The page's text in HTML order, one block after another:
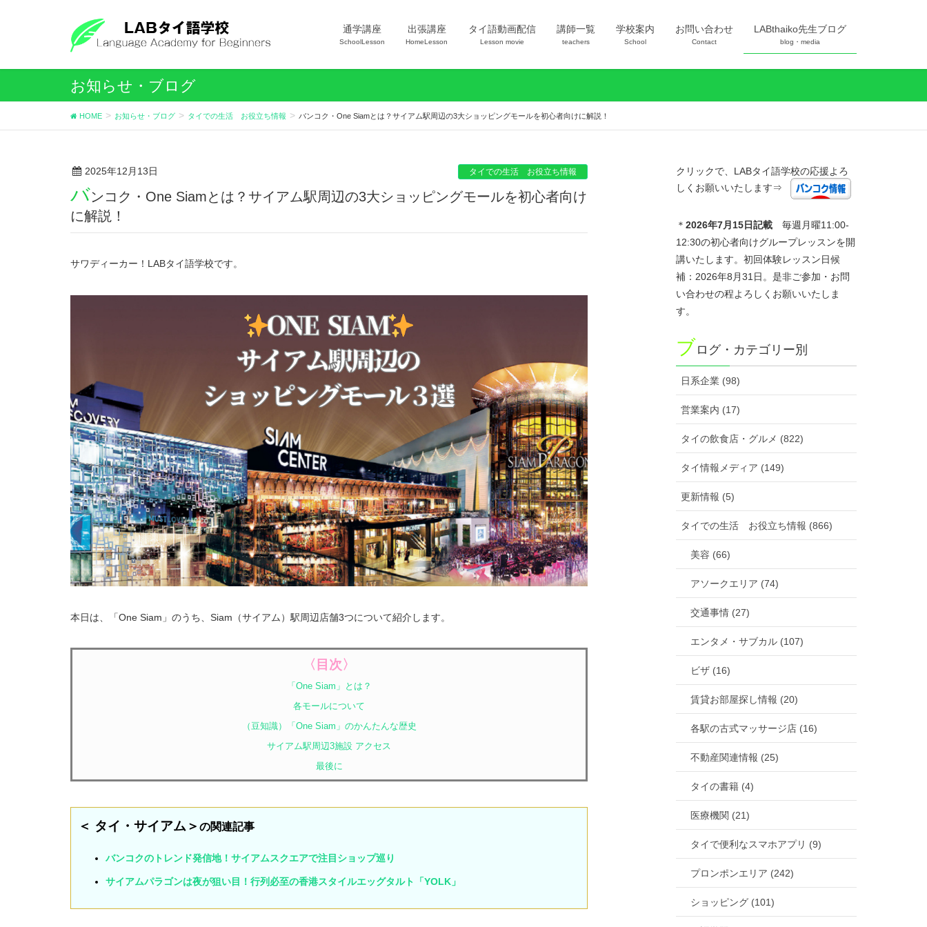
通学講座
SchoolLesson
出張講座
HomeLesson
タイ語動画配信
Lesson movie
講師一覧
teachers
学校案内
School
お問い合わせ
Contact
LABthaiko先生ブログ
blog・media
お知らせ・ブログ
HOME お知らせ・ブログ タイでの生活 お役立ち情報 バンコク・One Siamとは？サイアム駅周辺の3大ショッピングモールを初心者向けに解説！
2025年12月13日 タイでの生活 お役立ち情報
バンコク・One Siamとは？サイアム駅周辺の3大ショッピングモールを初心者向け
に解説！
サワディーカー！LABタイ語学校です。
本日は、「One Siam」のうち、Siam（サイアム）駅周辺店舗3つについて紹介します。
〈目次〉
「One Siam」とは？
各モールについて
（豆知識）「One Siam」のかんたんな歴史
サイアム駅周辺3施設 アクセス
最後に
＜ タイ・サイアム＞ の関連記事
バンコクのトレンド発信地！サイアムスクエアで注目ショップ巡り
サイアムパラゴンは夜が狙い目！行列必至の香港スタイルエッグタルト「YOLK」
クリックで、LABタイ語学校の応援よろ
しくお願いいたします⇒
＊ 2026年7月15日記載毎週月曜11:00-
12:30の初心者向けグループレッスンを開
講いたします。初回体験レッスン日候
補：2026年8月31日。是非ご参加・お問
い合わせの程よろしくお願いいたしま
す。
ブログ・カテゴリー別
日系企業 (98)
営業案内 (17)
タイの飲食店・グルメ (822)
タイ情報メディア (149)
更新情報 (5)
タイでの生活 お役立ち情報 (866)
美容 (66)
アソークエリア (74)
交通事情 (27)
エンタメ・サブカル (107)
ビザ (16)
賃貸お部屋探し情報 (20)
各駅の古式マッサージ店 (16)
不動産関連情報 (25)
タイの書籍 (4)
医療機関 (21)
タイで便利なスマホアプリ (9)
プロンポンエリア (242)
ショッピング (101)